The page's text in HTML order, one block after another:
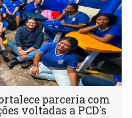
parceria com
voltadas a PCD's